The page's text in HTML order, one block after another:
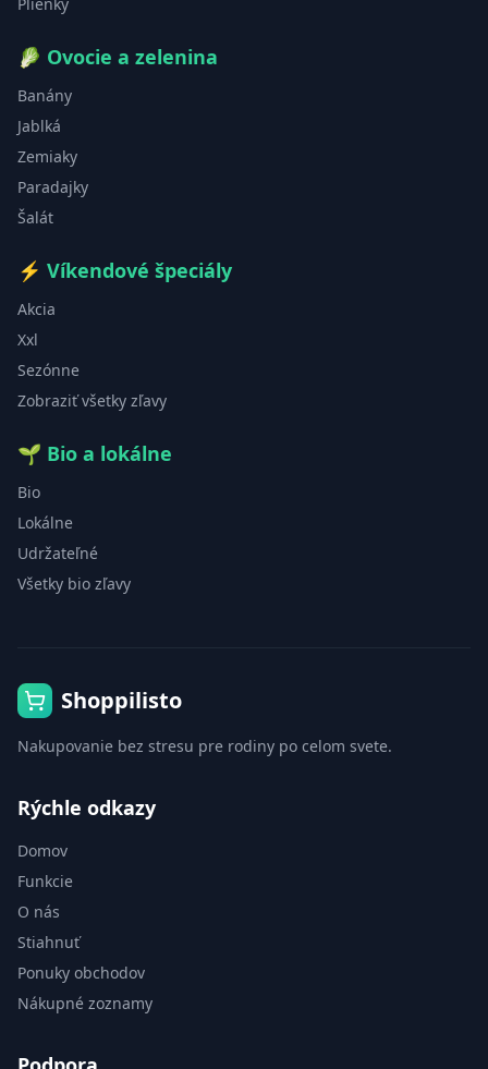
Plienky
🥬 Ovocie a zelenina
Banány
Jablká
Zemiaky
Paradajky
Šalát
⚡ Víkendové špeciály
Akcia
Xxl
Sezónne
Zobraziť všetky zľavy
🌱 Bio a lokálne
Bio
Lokálne
Udržateľné
Všetky bio zľavy
Shoppilisto
Nakupovanie bez stresu pre rodiny po celom svete.
Rýchle odkazy
Domov
Funkcie
O nás
Stiahnuť
Ponuky obchodov
Nákupné zoznamy